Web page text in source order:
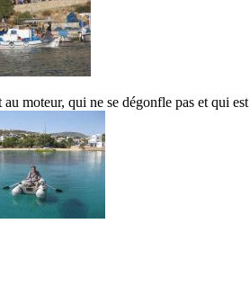
moteur, qui ne se dégonfle pas et qui